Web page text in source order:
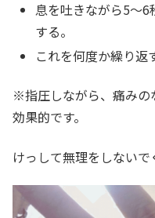
息を吐きながら5〜
する。
これを何度か繰り返
※指圧しながら、痛みの
効果的です。
けっして無理をしないで